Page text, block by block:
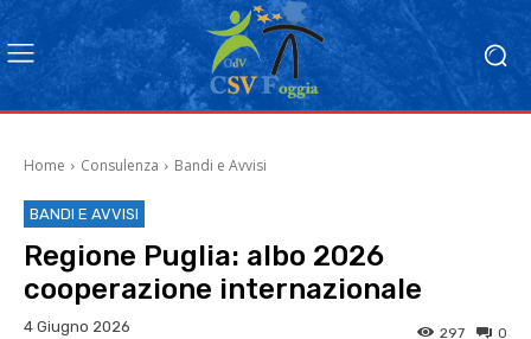
Home Consulenza Bandi e Avvisi
BANDI E AVVISI
Regione Puglia: albo 2026
cooperazione internazionale
4 Giugno 2026 0
297